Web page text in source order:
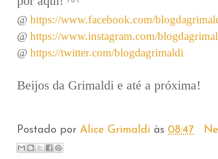
@ https://www.facebook.com/
@ https://www.instagram.com/
@ https://twitter.com/blogdagrimaldi
Beijos da Grimaldi e até a próxima!
Postado por Alice Grimaldi às 08:47